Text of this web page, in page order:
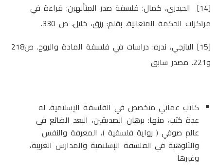
[14] الحيدري، كمال: فلسفة صدر المتألهين: قراءة في
مرتكزات الحكمة المتعالية. بقلم: رزق، خليل. ص 330.
[15] اليازجي، ندره: دراسات في فلسفة المادة والروح. ص218
و221. مصدر سابق
كاتب عماني متخصص في الفلسفة الإسلامية. له
عدة كتب، منها: برهان الصديقين، البعد الضائع في
عالم صوفي ( رواية فلسفية )، المعرفة والنفس
والألوهية في الفلسفة الإسلامية والمدارس الغربية،
وغيرها